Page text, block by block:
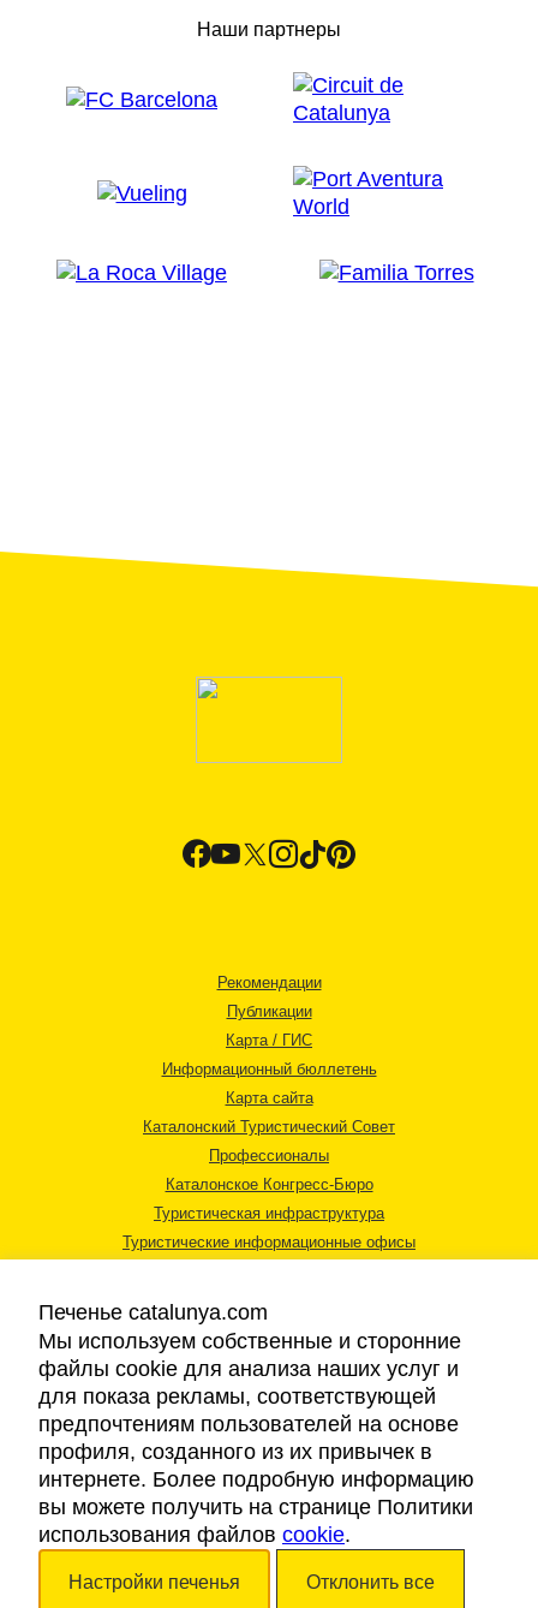
Наши партнеры
Рекомендации
Публикации
Карта / ГИС
Информационный бюллетень
Карта сайта
Каталонский Туристический Совет
Профессионалы
Каталонское Конгресс-Бюро
Туристическая инфраструктура
Туристические информационные офисы
Правовая информация
Cookies
Доступность
Авторские права © 2026. Каталонский Туристический Совет. Все права
Печенье catalunya.com
Мы используем собственные и сторонние
файлы cookie для анализа наших услуг и
для показа рекламы, соответствующей
предпочтениям пользователей на основе
профиля, созданного из их привычек в
интернете. Более подробную информацию
вы можете получить на странице Политики
использования файлов cookie.
Настройки печенья Отклонить все